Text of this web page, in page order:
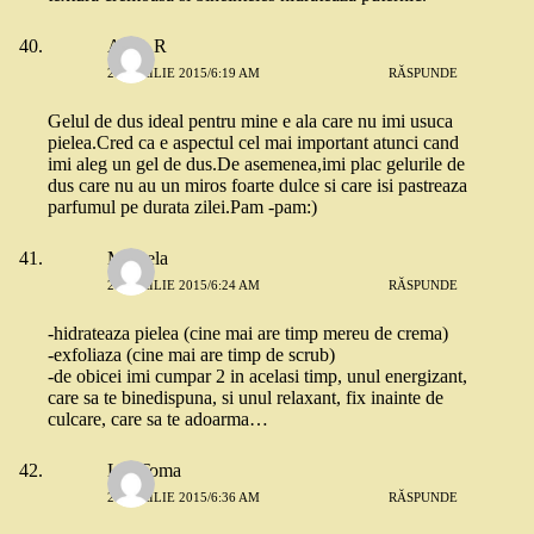
Alina R
24 APRILIE 2015/6:19 AM RĂSPUNDE
Gelul de dus ideal pentru mine e ala care nu imi usuca
pielea.Cred ca e aspectul cel mai important atunci cand
imi aleg un gel de dus.De asemenea,imi plac gelurile de
dus care nu au un miros foarte dulce si care isi pastreaza
parfumul pe durata zilei.Pam -pam:)
Mihaela
24 APRILIE 2015/6:24 AM RĂSPUNDE
-hidrateaza pielea (cine mai are timp mereu de crema)
-exfoliaza (cine mai are timp de scrub)
-de obicei imi cumpar 2 in acelasi timp, unul energizant,
care sa te binedispuna, si unul relaxant, fix inainte de
culcare, care sa te adoarma…
Lili Toma
24 APRILIE 2015/6:36 AM RĂSPUNDE